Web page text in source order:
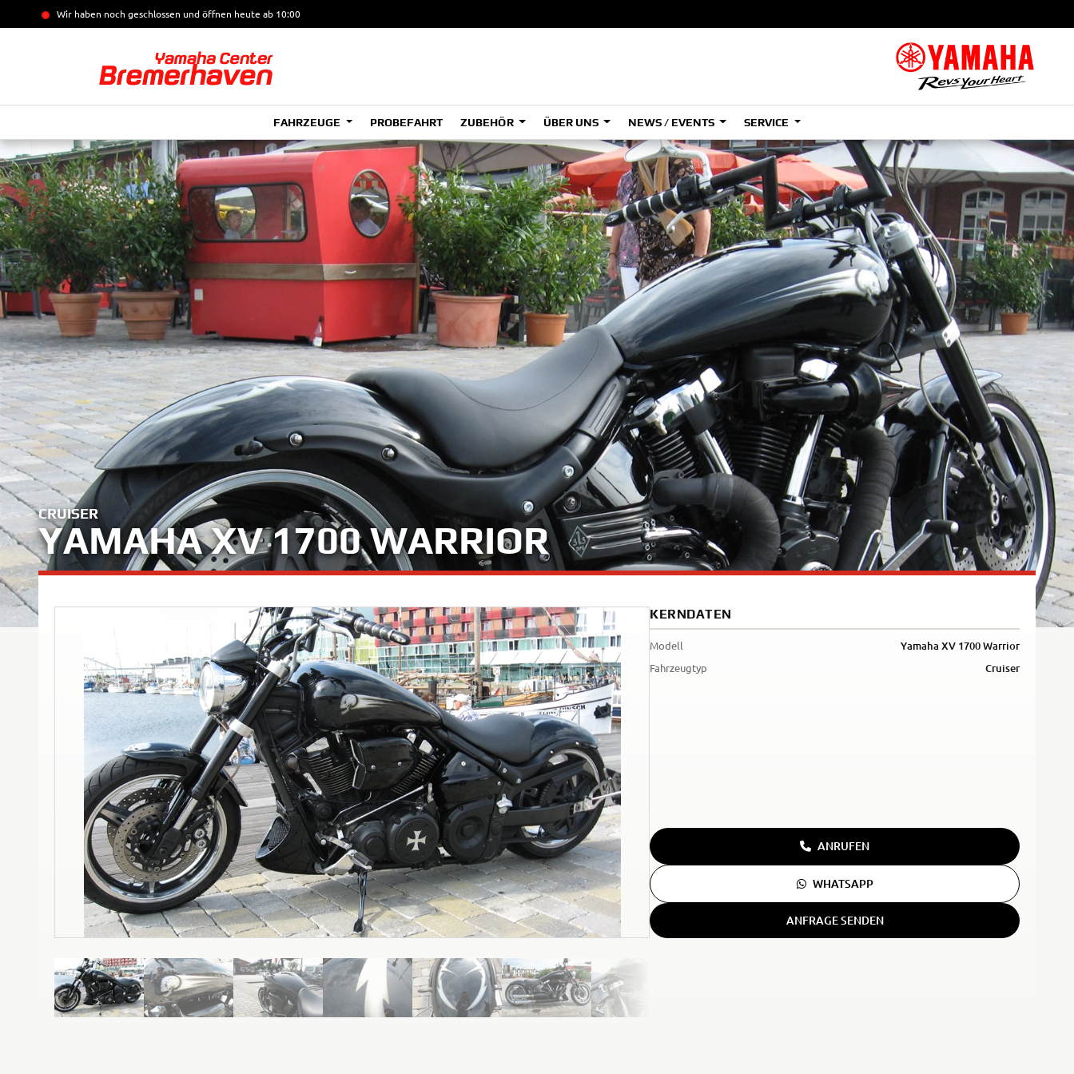
Wir haben noch geschlossen und öffnen heute ab 10:00
FAHRZEUGE
ADVENTURE
HYPER NAKED
SPORT HERITAGE
SPORT TOURING
SUPERSPORT
A
Tenere
700
A
Tenere
700
(Low)
A2
Tenere
700
(Low)
35kW
A2
Tenere
35kW
A
700
Rally
A2
Tenere
700
35kW
A
Tenere
700
World
Raid
A1
WR125R
PROBEFAHRT ZUBEHÖR ÜBER UNS NEWS / EVENTS SERVICE
CRUISER
YAMAHA XV 1700 WARRIOR
KERNDATEN
Modell Yamaha XV 1700 Warrior
Fahrzeugtyp Cruiser
ANRUFEN
WHATSAPP
ANFRAGE SENDEN